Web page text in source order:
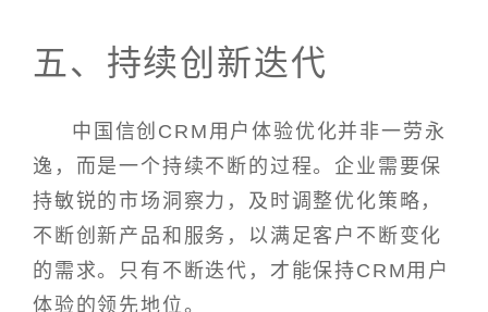
五、持续创新迭代
中国信创CRM用户体验优化并非一劳永
逸，而是一个持续不断的过程。企业需要保
持敏锐的市场洞察力，及时调整优化策略，
不断创新产品和服务，以满足客户不断变化
的需求。只有不断迭代，才能保持CRM用户
体验的领先地位。